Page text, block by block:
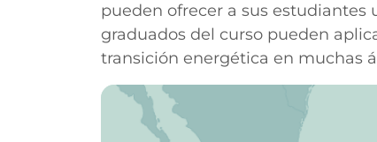
pueden ofrecer a sus estudiantes
graduados del curso pueden
transición energética en muchas